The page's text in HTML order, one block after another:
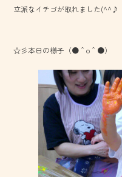
立派なイチゴが取れました(^^♪
☆彡本日の様子（●＾o＾●）